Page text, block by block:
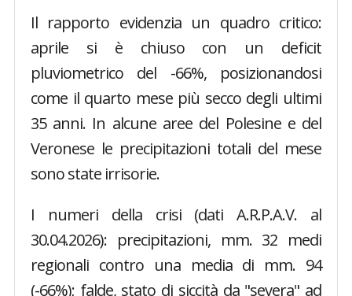
Il rapporto evidenzia un quadro critico:
aprile si è chiuso con un deficit
pluviometrico del -66%, posizionandosi
come il quarto mese più secco degli ultimi
35 anni. In alcune aree del Polesine e del
Veronese le precipitazioni totali del mese
sono state irrisorie.
I numeri della crisi (dati A.R.P.A.V. al
30.04.2026): precipitazioni, mm. 32 medi
regionali contro una media di mm. 94
(-66%); falde, stato di siccità da "severa" ad